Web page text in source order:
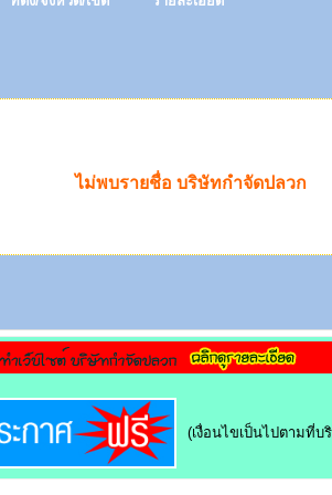
ไม่พบรายชื่อ บริษัทกำจัดปลวก
(เงื่อนไขเป็นไปตามที่